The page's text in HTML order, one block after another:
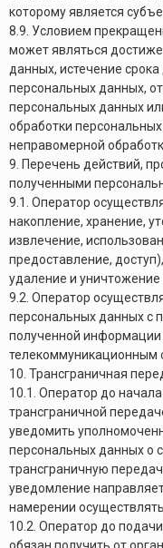
которому является
8.9. Условием
может являться
данных, истечение
персональных данных,
персональных данных
обработки
неправомерной
9. Перечень действий,
полученными
9.1. Оператор
накопление, хранение,
извлечение,
предоставление,
удаление и
9.2. Оператор
персональных данных с
полученной
телекоммуникационным
10. Трансграничная
10.1. Оператор до
трансграничной
уведомить
персональных данных о
трансграничную
уведомление
намерении
10.2. Оператор до